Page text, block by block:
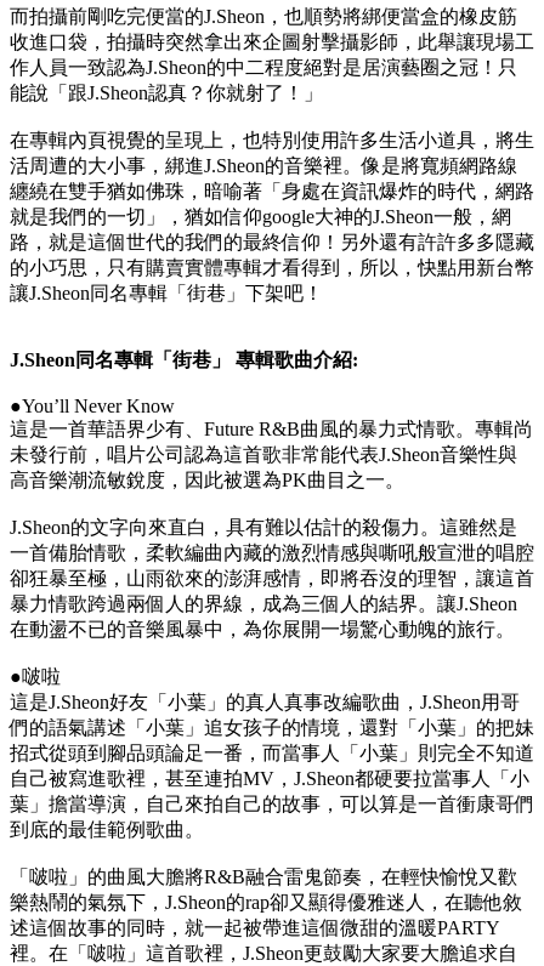
而拍攝前剛吃完便當的J.Sheon，也順勢將綁便當盒的橡皮筋
收進口袋，拍攝時突然拿出來企圖射擊攝影師，此舉讓現場工
作人員一致認為J.Sheon的中二程度絕對是居演藝圈之冠！只
能說「跟J.Sheon認真？你就射了！」
在專輯內頁視覺的呈現上，也特別使用許多生活小道具，將生
活周遭的大小事，綁進J.Sheon的音樂裡。像是將寬頻網路線
纏繞在雙手猶如佛珠，暗喻著「身處在資訊爆炸的時代，網路
就是我們的一切」，猶如信仰google大神的J.Sheon一般，網
路，就是這個世代的我們的最終信仰！另外還有許許多多隱藏
的小巧思，只有購賣實體專輯才看得到，所以，快點用新台幣
讓J.Sheon同名專輯「街巷」下架吧！
J.Sheon同名專輯「街巷」 專輯歌曲介紹:
●You’ll Never Know
這是一首華語界少有、Future R&B曲風的暴力式情歌。專輯尚
未發行前，唱片公司認為這首歌非常能代表J.Sheon音樂性與
高音樂潮流敏銳度，因此被選為PK曲目之一。
J.Sheon的文字向來直白，具有難以估計的殺傷力。這雖然是
一首備胎情歌，柔軟編曲內藏的激烈情感與嘶吼般宣泄的唱腔
卻狂暴至極，山雨欲來的澎湃感情，即將吞沒的理智，讓這首
暴力情歌跨過兩個人的界線，成為三個人的結界。讓J.Sheon
在動盪不已的音樂風暴中，為你展開一場驚心動魄的旅行。
●啵啦
這是J.Sheon好友「小葉」的真人真事改編歌曲，J.Sheon用哥
們的語氣講述「小葉」追女孩子的情境，還對「小葉」的把妹
招式從頭到腳品頭論足一番，而當事人「小葉」則完全不知道
自己被寫進歌裡，甚至連拍MV，J.Sheon都硬要拉當事人「小
葉」擔當導演，自己來拍自己的故事，可以算是一首衝康哥們
到底的最佳範例歌曲。
「啵啦」的曲風大膽將R&B融合雷鬼節奏，在輕快愉悅又歡
樂熱鬧的氣氛下，J.Sheon的rap卻又顯得優雅迷人，在聽他敘
述這個故事的同時，就一起被帶進這個微甜的溫暖PARTY
裡。在「啵啦」這首歌裡，J.Sheon更鼓勵大家要大膽追求自